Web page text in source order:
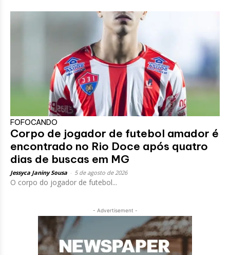
FOFOCANDO
Corpo de jogador de futebol amador é
encontrado no Rio Doce após quatro
dias de buscas em MG
Jessyca Janiny Sousa 5 de agosto de 2026
O corpo do jogador de futebol...
- Advertisement -